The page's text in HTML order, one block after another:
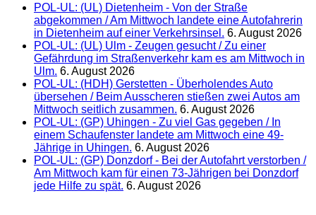
POL-UL: (UL) Dietenheim - Von der Straße
abgekommen / Am Mittwoch landete eine Autofahrerin
in Dietenheim auf einer Verkehrsinsel. 6. August 2026
POL-UL: (UL) Ulm - Zeugen gesucht / Zu einer
Gefährdung im Straßenverkehr kam es am Mittwoch in
Ulm. 6. August 2026
POL-UL: (HDH) Gerstetten - Überholendes Auto
übersehen / Beim Ausscheren stießen zwei Autos am
Mittwoch seitlich zusammen. 6. August 2026
POL-UL: (GP) Uhingen - Zu viel Gas gegeben / In
einem Schaufenster landete am Mittwoch eine 49-
Jährige in Uhingen. 6. August 2026
POL-UL: (GP) Donzdorf - Bei der Autofahrt verstorben /
Am Mittwoch kam für einen 73-Jährigen bei Donzdorf
jede Hilfe zu spät. 6. August 2026